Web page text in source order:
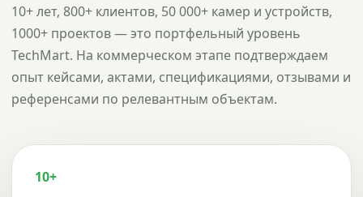
10+ лет, 800+ клиентов, 50 000+ камер и устройств,
1000+ проектов — это портфельный уровень
TechMart. На коммерческом этапе подтверждаем
опыт кейсами, актами, спецификациями, отзывами и
референсами по релевантным объектам.
10+